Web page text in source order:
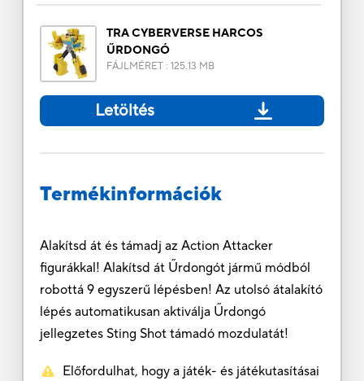
TRA CYBERVERSE HARCOS
ŰRDONGÓ
FÁJLMÉRET: 125.13 MB
Letöltés
Termékinformációk
Alakítsd át és támadj az Action Attacker
figurákkal! Alakítsd át Űrdongót jármű módból
robottá 9 egyszerű lépésben! Az utolsó átalakító
lépés automatikusan aktiválja Űrdongó
jellegzetes Sting Shot támadó mozdulatát!
Előfordulhat, hogy a játék- és játékutasításai